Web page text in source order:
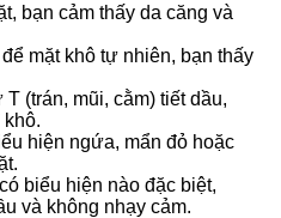
bạn cảm thấy da căng và
mặt khô tự nhiên, bạn thấy
T (trán, mũi, cằm) tiết dầu,
khô.
hiện ngứa, mẩn đỏ hoặc
biểu hiện nào đặc biệt,
và không nhạy cảm.